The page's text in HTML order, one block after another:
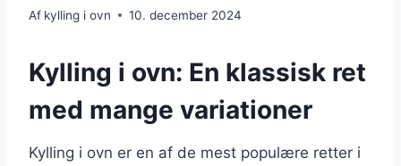
Af kylling i ovn 10. december 2024
Kylling i ovn: En klassisk ret
med mange variationer
Kylling i ovn er en af de mest populære retter i